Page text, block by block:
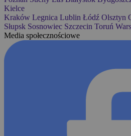
Kielce
Kraków Legnica Lublin Łódź Olsztyn
Słupsk Sosnowiec Szczecin Toruń
Media społecznościowe